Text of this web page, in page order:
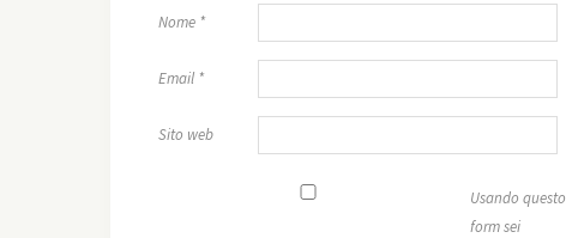
Nome *
Email *
Sito web
Usando questo
form sei